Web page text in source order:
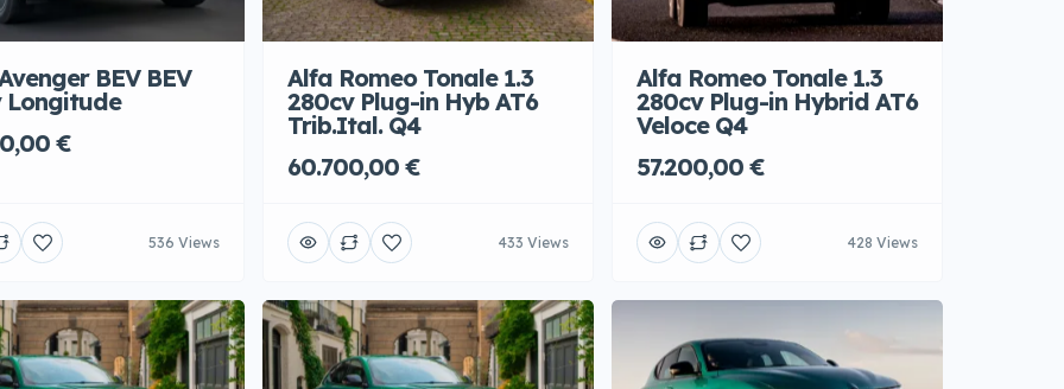
BEV BEV
Longitude
€
536 Views
Alfa Romeo Tonale 1.3
280cv Plug-in Hyb AT6
Trib.Ital. Q4
60.700,00 €
433 Views
Alfa Romeo Tonale 1.3
280cv Plug-in Hybrid AT6
Veloce Q4
57.200,00 €
428 Views